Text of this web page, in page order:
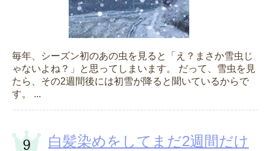
毎年、シーズン初のあの虫を見ると「え？まさか雪虫じ
ゃないよね？」と思ってしまいます。 だって、雪虫を見
たら、その2週間後には初雪が降ると聞いているからで
す。 ...
白髪染めをしてまだ2週間だけ